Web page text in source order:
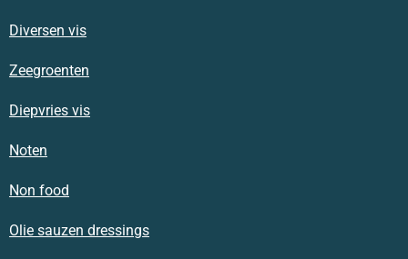
Diversen vis
Zeegroenten
Diepvries vis
Noten
Non food
Olie sauzen dressings